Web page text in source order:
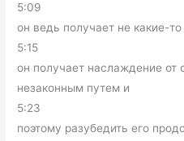
5:09
он ведь получает не какие-
5:15
он получает наслаждение от
незаконным путем и
5:23
поэтому разубедить его